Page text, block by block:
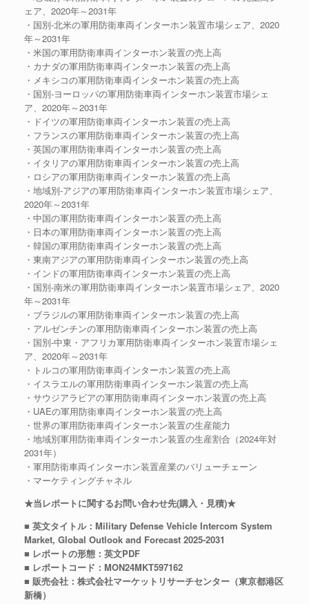
ェア、2020年～2031年
・国別-北米の軍用防衛車両インターホン装置市場シェア、2020
年～2031年
・米国の軍用防衛車両インターホン装置の売上高
・カナダの軍用防衛車両インターホン装置の売上高
・メキシコの軍用防衛車両インターホン装置の売上高
・国別-ヨーロッパの軍用防衛車両インターホン装置市場シェ
ア、2020年～2031年
・ドイツの軍用防衛車両インターホン装置の売上高
・フランスの軍用防衛車両インターホン装置の売上高
・英国の軍用防衛車両インターホン装置の売上高
・イタリアの軍用防衛車両インターホン装置の売上高
・ロシアの軍用防衛車両インターホン装置の売上高
・地域別-アジアの軍用防衛車両インターホン装置市場シェア、
2020年～2031年
・中国の軍用防衛車両インターホン装置の売上高
・日本の軍用防衛車両インターホン装置の売上高
・韓国の軍用防衛車両インターホン装置の売上高
・東南アジアの軍用防衛車両インターホン装置の売上高
・インドの軍用防衛車両インターホン装置の売上高
・国別-南米の軍用防衛車両インターホン装置市場シェア、2020
年～2031年
・ブラジルの軍用防衛車両インターホン装置の売上高
・アルゼンチンの軍用防衛車両インターホン装置の売上高
・国別-中東・アフリカ軍用防衛車両インターホン装置市場シェ
ア、2020年～2031年
・トルコの軍用防衛車両インターホン装置の売上高
・イスラエルの軍用防衛車両インターホン装置の売上高
・サウジアラビアの軍用防衛車両インターホン装置の売上高
・UAEの軍用防衛車両インターホン装置の売上高
・世界の軍用防衛車両インターホン装置の生産能力
・地域別軍用防衛車両インターホン装置の生産割合（2024年対
2031年）
・軍用防衛車両インターホン装置産業のバリューチェーン
・マーケティングチャネル
★当レポートに関するお問い合わせ先(購入・見積)★
■ 英文タイトル：Military Defense Vehicle Intercom System
Market, Global Outlook and Forecast 2025-2031
■ レポートの形態：英文PDF
■ レポートコード：MON24MKT597162
■ 販売会社：株式会社マーケットリサーチセンター（東京都港区
新橋）